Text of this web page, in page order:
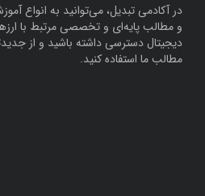
در آکادمی تبدیل، می‌توانید به انواع
و مطالب پایه‌ای و تخصصی مرتبط با
دیجیتال دسترسی داشته باشید و از
مطالب ما استفاده کنید.